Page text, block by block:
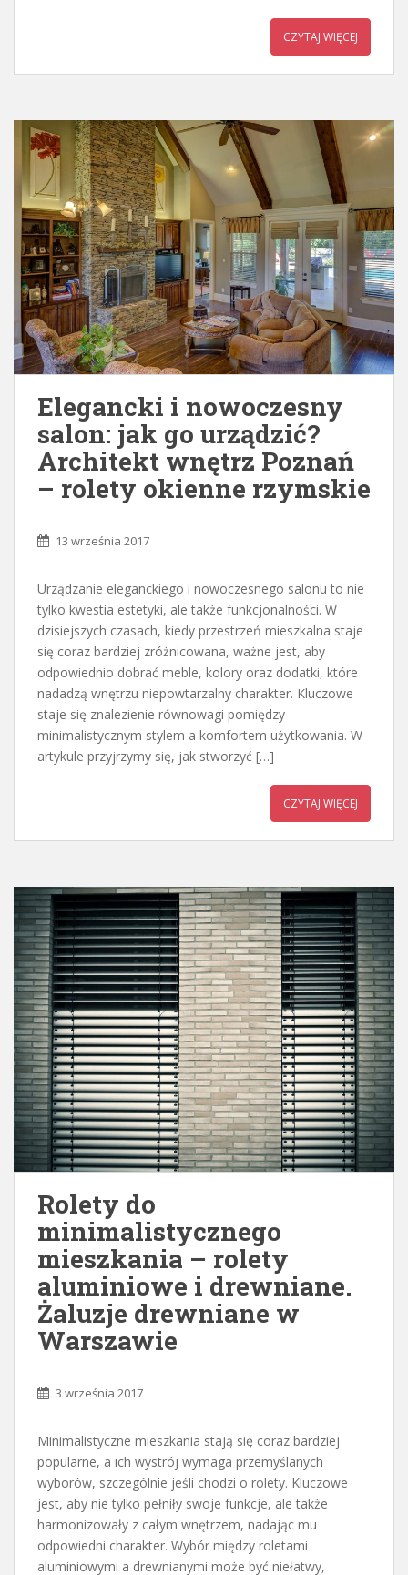
CZYTAJ WIĘCEJ
Elegancki i nowoczesny
salon: jak go urządzić?
Architekt wnętrz Poznań
– rolety okienne rzymskie
13 września 2017
Urządzanie eleganckiego i nowoczesnego salonu to nie
tylko kwestia estetyki, ale także funkcjonalności. W
dzisiejszych czasach, kiedy przestrzeń mieszkalna staje
się coraz bardziej zróżnicowana, ważne jest, aby
odpowiednio dobrać meble, kolory oraz dodatki, które
nadadzą wnętrzu niepowtarzalny charakter. Kluczowe
staje się znalezienie równowagi pomiędzy
minimalistycznym stylem a komfortem użytkowania. W
artykule przyjrzymy się, jak stworzyć […]
CZYTAJ WIĘCEJ
Rolety do
minimalistycznego
mieszkania – rolety
aluminiowe i drewniane.
Żaluzje drewniane w
Warszawie
3 września 2017
Minimalistyczne mieszkania stają się coraz bardziej
popularne, a ich wystrój wymaga przemyślanych
wyborów, szczególnie jeśli chodzi o rolety. Kluczowe
jest, aby nie tylko pełniły swoje funkcje, ale także
harmonizowały z całym wnętrzem, nadając mu
odpowiedni charakter. Wybór między roletami
aluminiowymi a drewnianymi może być niełatwy,